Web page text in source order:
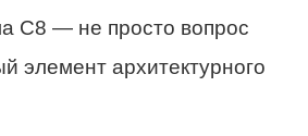
С8 — не просто вопрос
элемент архитектурного